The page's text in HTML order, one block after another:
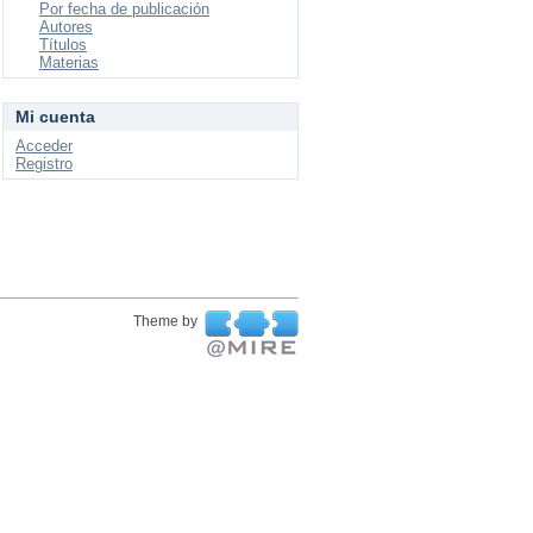
Por fecha de publicación
Autores
Títulos
Materias
Mi cuenta
Acceder
Registro
Theme by